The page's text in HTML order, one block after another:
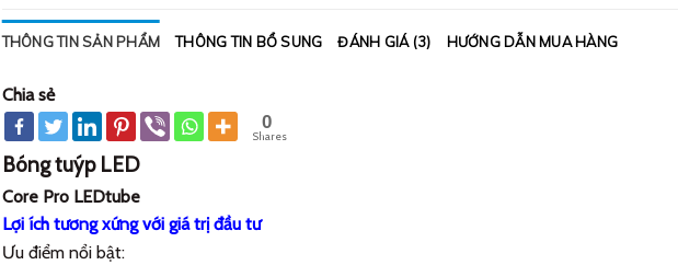
THÔNG TIN SẢN PHẨM THÔNG TIN BỔ SUNG ĐÁNH GIÁ (3) HƯỚNG DẪN MUA HÀNG
Chia sẻ
0
Shares
Bóng tuýp LED
Core Pro LEDtube
Lợi ích tương xứng với giá trị đầu tư
Ưu điểm nổi bật: